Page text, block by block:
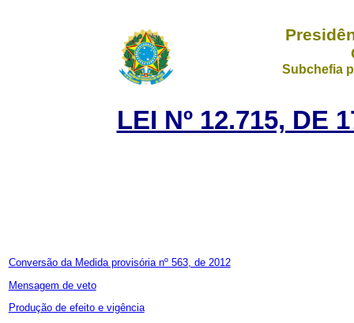
Subchefia
LEI Nº 12.715, DE
Conversão da Medida provisória nº 563, de 2012
Mensagem de veto
Produção de efeito e vigência